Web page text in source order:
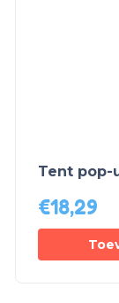
Tent pop-
€18,29